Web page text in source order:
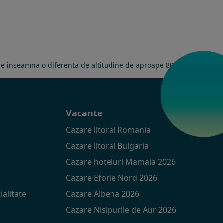
o diferenta de altitudine de aproape 800 m.
Vacante
Cazare litoral Romania
Cazare litoral Bulgaria
Cazare hoteluri Mamaia 2026
Cazare Eforie Nord 2026
Cazare Albena 2026
Cazare Nisipurile de Aur 2026